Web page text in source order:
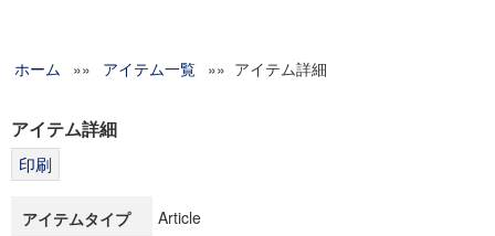
グローバルリサーチインスティテュート
科学研究費補助金研究成果報告書
博士課程教育リーディングプログラム「超成熟社会発展のサ
ホーム »» アイテム一覧 »» アイテム詳細
アイテム詳細
アイテムタイプ Article